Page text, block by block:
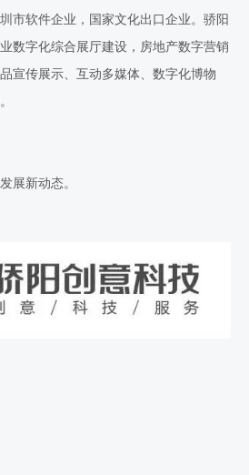
市软件企业，国家文化出口企业。骄阳
数字化综合展厅建设，房地产数字营销
宣传展示、互动多媒体、数字化博物
展新动态。